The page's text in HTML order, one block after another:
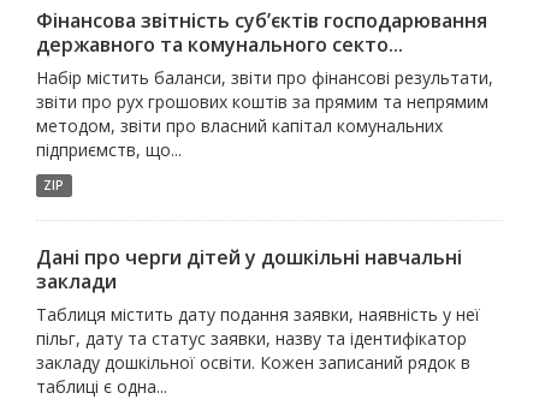
Фінансова звітність суб’єктів господарювання
державного та комунального секто...
Набір містить баланси, звіти про фінансові результати,
звіти про рух грошових коштів за прямим та непрямим
методом, звіти про власний капітал комунальних
підприємств, що...
ZIP
Дані про черги дітей у дошкільні навчальні
заклади
Таблиця містить дату подання заявки, наявність у неї
пільг, дату та статус заявки, назву та ідентифікатор
закладу дошкільної освіти. Кожен записаний рядок в
таблиці є одна...